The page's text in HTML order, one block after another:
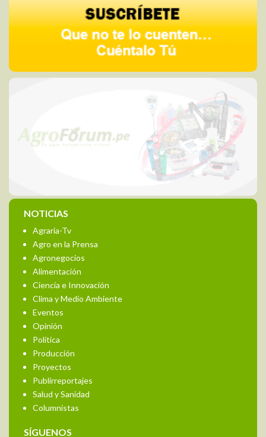
NOTICIAS
Agraria-Tv
Agro en la Prensa
Agronegocios
Alimentación
Ciencia e Innovación
Clima y Medio Ambiente
Eventos
Opinión
Política
Producción
Proyectos
Publirreportajes
Salud y Sanidad
Columnistas
SÍGUENOS